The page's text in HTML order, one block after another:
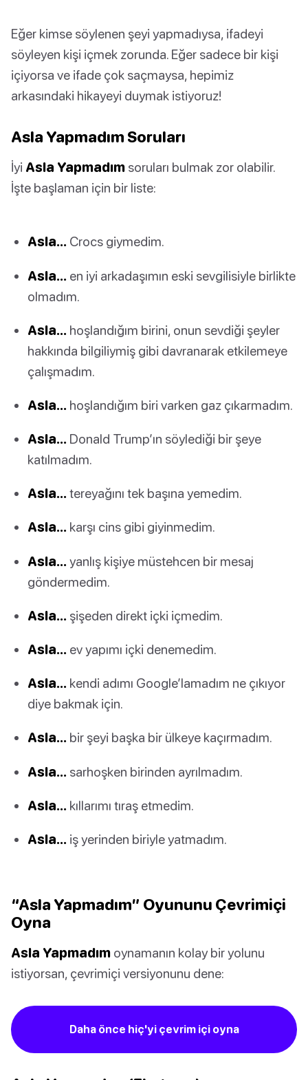
Eğer kimse söylenen şeyi yapmadıysa, ifadeyi
söyleyen kişi içmek zorunda. Eğer sadece bir kişi
içiyorsa ve ifade çok saçmaysa, hepimiz
arkasındaki hikayeyi duymak istiyoruz!
Asla Yapmadım Soruları
İyi Asla Yapmadım soruları bulmak zor olabilir.
İşte başlaman için bir liste:
Asla… Crocs giymedim.
Asla… en iyi arkadaşımın eski sevgilisiyle birlikte
olmadım.
Asla… hoşlandığım birini, onun sevdiği şeyler
hakkında bilgiliymiş gibi davranarak etkilemeye
çalışmadım.
Asla… hoşlandığım biri varken gaz çıkarmadım.
Asla… Donald Trump’ın söylediği bir şeye
katılmadım.
Asla… tereyağını tek başına yemedim.
Asla… karşı cins gibi giyinmedim.
Asla… yanlış kişiye müstehcen bir mesaj
göndermedim.
Asla… şişeden direkt içki içmedim.
Asla… ev yapımı içki denemedim.
Asla… kendi adımı Google’lamadım ne çıkıyor
diye bakmak için.
Asla… bir şeyi başka bir ülkeye kaçırmadım.
Asla… sarhoşken birinden ayrılmadım.
Asla… kıllarımı tıraş etmedim.
Asla… iş yerinden biriyle yatmadım.
“Asla Yapmadım” Oyununu Çevrimiçi
Oyna
Asla Yapmadım oynamanın kolay bir yolunu
istiyorsan, çevrimiçi versiyonunu dene:
Daha önce hiç'yi çevrim içi oyna